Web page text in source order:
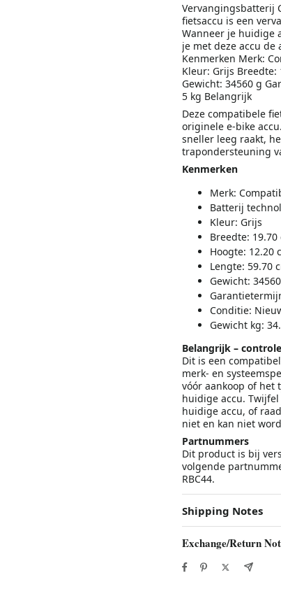
Vervangingsbatterij
fietsaccu is een
Wanneer je huidige
je met deze accu
Kenmerken Merk:
Kleur: Grijs Breedte:
Gewicht: 34560 g
5 kg Belangrijk
Deze compatibele
originele e-bike
sneller leeg raakt,
trapondersteuning
Kenmerken
Merk:
Batterij
Kleur: Grijs
Breedte: 19.70
Hoogte: 12.20
Lengte: 59.70
Gewicht:
Conditie:
Gewicht kg:
Belangrijk –
Dit is een
merk- en
vóór aankoop of het
huidige accu.
huidige accu, of
niet en kan niet
Partnummers
Dit product is bij
volgende
RBC44.
Shipping Notes
Exchange/Return